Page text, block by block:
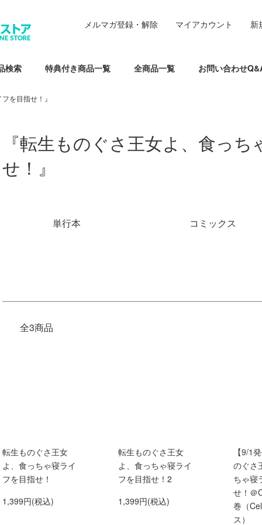
検索 特典付き商品一覧 全商品一覧 お問い合わせ
メルマガ登録・解除 マイアカウント 新
を目指せ！』
『転生ものぐさ王女よ、食っ
せ！』
単行本
コミックス
全3商品
転生ものぐさ王女
よ、食っちゃ寝ライ
フを目指せ！
1,399円(税込)
転生ものぐさ王女
よ、食っちゃ寝ライ
フを目指せ！2
1,399円(税込)
【9/1
のぐさ
ちゃ寝
せ！＠
巻（
ス）